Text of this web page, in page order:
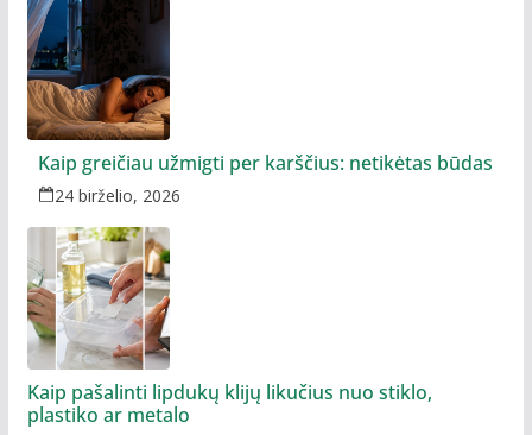
Kaip greičiau užmigti per karščius: netikėtas būdas
24 birželio, 2026
Kaip pašalinti lipdukų klijų likučius nuo stiklo,
plastiko ar metalo